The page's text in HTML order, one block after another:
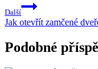
Další
Jak otevřít zamčené
Podobné